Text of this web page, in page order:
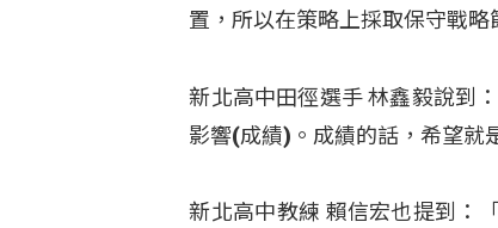
置，所以在策略上採取保守戰
新北高中田徑選手 林鑫毅說到
影響(成績)。成績的話，希望就
新北高中教練 賴信宏也提到：